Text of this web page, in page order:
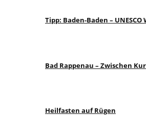
Tipp: Baden-Baden –
Bad Rappenau – Zwischen
Heilfasten auf Rügen